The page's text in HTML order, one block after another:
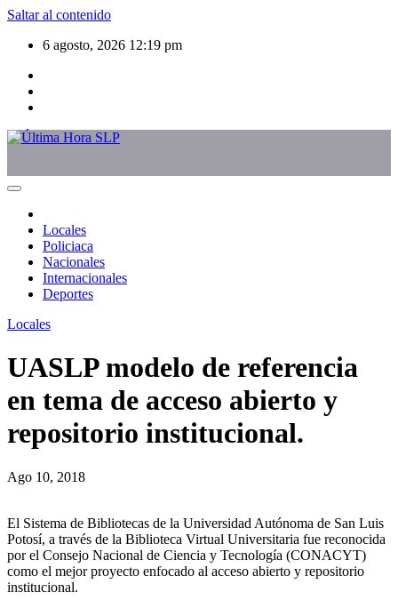
Saltar al contenido
6 agosto, 2026 12:19 pm
Locales
Policiaca
Nacionales
Internacionales
Deportes
Locales
UASLP modelo de referencia
en tema de acceso abierto y
repositorio institucional.
Ago 10, 2018
El Sistema de Bibliotecas de la Universidad Autónoma de San Luis
Potosí, a través de la Biblioteca Virtual Universitaria fue reconocida
por el Consejo Nacional de Ciencia y Tecnología (CONACYT)
como el mejor proyecto enfocado al acceso abierto y repositorio
institucional.